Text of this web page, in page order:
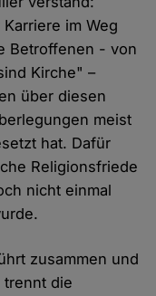
im Weg
Betroffenen - von
Kirche" –
über diesen
meist
hat. Dafür
Religionsfriede
nicht einmal
zusammen und
trennt die